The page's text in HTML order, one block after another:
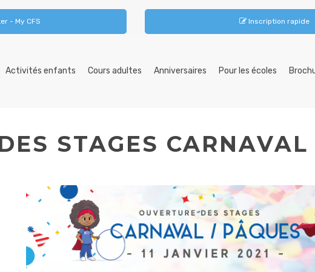
- My CFS Inscription rapide
Activités enfants Cours adultes Anniversaires Pour les écoles
STAGES